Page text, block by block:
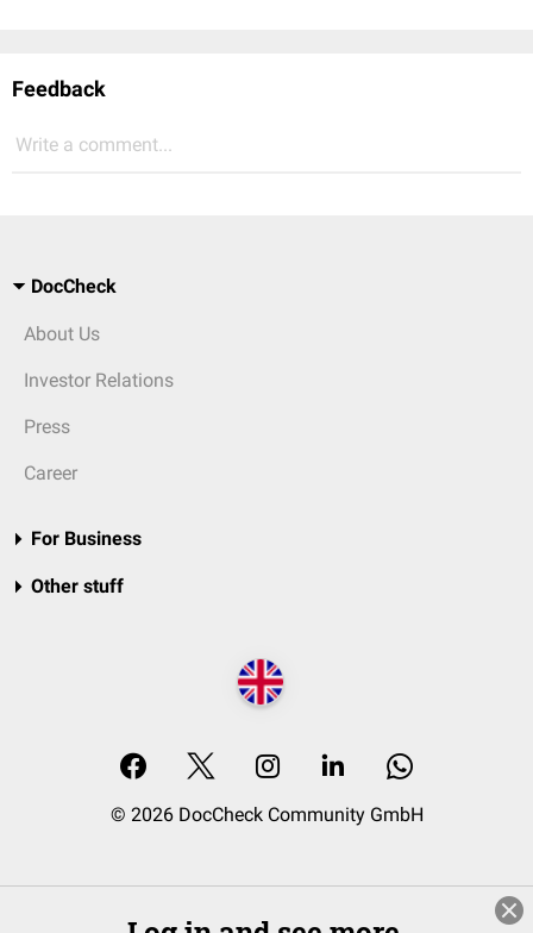
Feedback
Write a comment...
DocCheck
About Us
Investor Relations
Press
Career
For Business
Other stuff
© 2026 DocCheck Community GmbH